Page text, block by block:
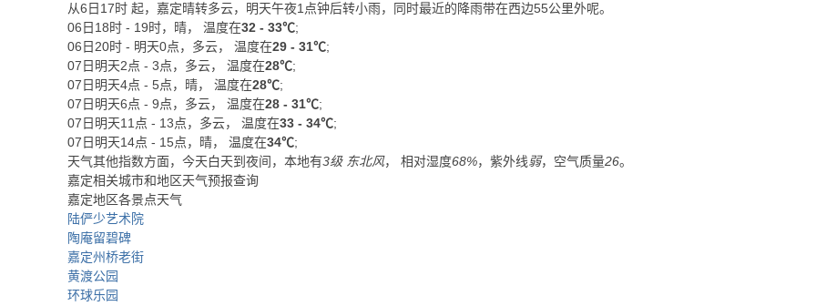
从6日17时 起，嘉定晴转多云，明天午夜1点钟后转小雨，同时最近的降雨带在西边55公里外呢。
06日18时 - 19时，晴， 温度在32 - 33℃;
06日20时 - 明天0点，多云， 温度在29 - 31℃;
07日明天2点 - 3点，多云， 温度在28℃;
07日明天4点 - 5点，晴， 温度在28℃;
07日明天6点 - 9点，多云， 温度在28 - 31℃;
07日明天11点 - 13点，多云， 温度在33 - 34℃;
07日明天14点 - 15点，晴， 温度在34℃;
天气其他指数方面，今天白天到夜间，本地有3级 东北风， 相对湿度68%，紫外线弱，空气质量26。
嘉定相关城市和地区天气预报查询
嘉定地区各景点天气
陆俨少艺术院
陶庵留碧碑
嘉定州桥老街
黄渡公园
环球乐园